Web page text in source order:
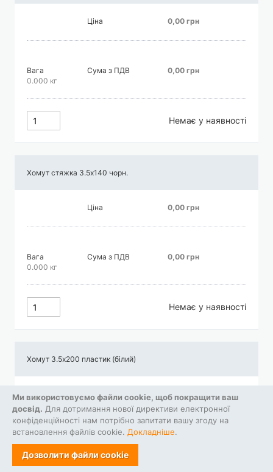
Ми використовуємо файли cookie, щоб покращити ваш
досвід. Для дотримання нової директиви електронної
конфіденційності нам потрібно запитати вашу згоду на
встановлення файлів cookie. Докладніше.
Дозволити файли cookie
Ціна 0,00 грн
Вага
0.000 кг
Сума з ПДВ 0,00 грн
Немає у наявності
Хомут стяжка 3.5х140 чорн.
Ціна 0,00 грн
Вага
0.000 кг
Сума з ПДВ 0,00 грн
Немає у наявності
Хомут 3.5х200 пластик (білий)
Ціна 0,00 грн
Вага
0.000 кг
Сума з ПДВ